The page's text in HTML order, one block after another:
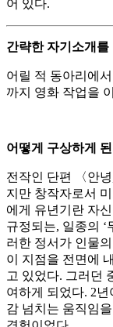
어 있다.
간략한 자기소개를
어릴 적 동아리에
까지 영화 작업을
어떻게 구상하게
전작인 단편 〈안
지만 창작자로서
에게 유년기란 자
규정되는, 일종의 ‘
러한 정서가 인물
이 지점을 전면에
고 있었다. 그러던
여하게 되었다. 2
감 넘치는 움직임